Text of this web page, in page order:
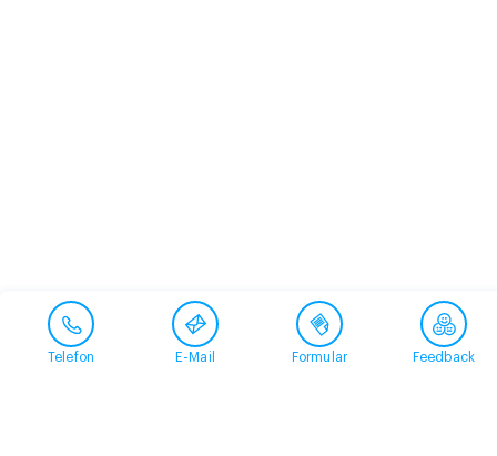
Telefon E-Mail Formular Feedback